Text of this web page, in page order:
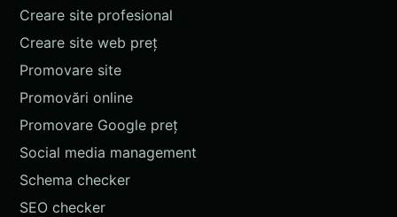
Creare site profesional
Creare site web preț
Promovare site
Promovări online
Promovare Google preț
Social media management
Schema checker
SEO checker